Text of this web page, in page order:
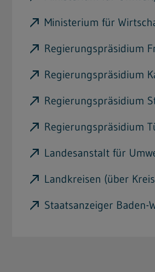
Ministerium für
Regierungspräsidium
Regierungspräsidium
Regierungspräsidium
Regierungspräsidium
Landesanstalt für
Landkreisen (über
Staatsanzeiger